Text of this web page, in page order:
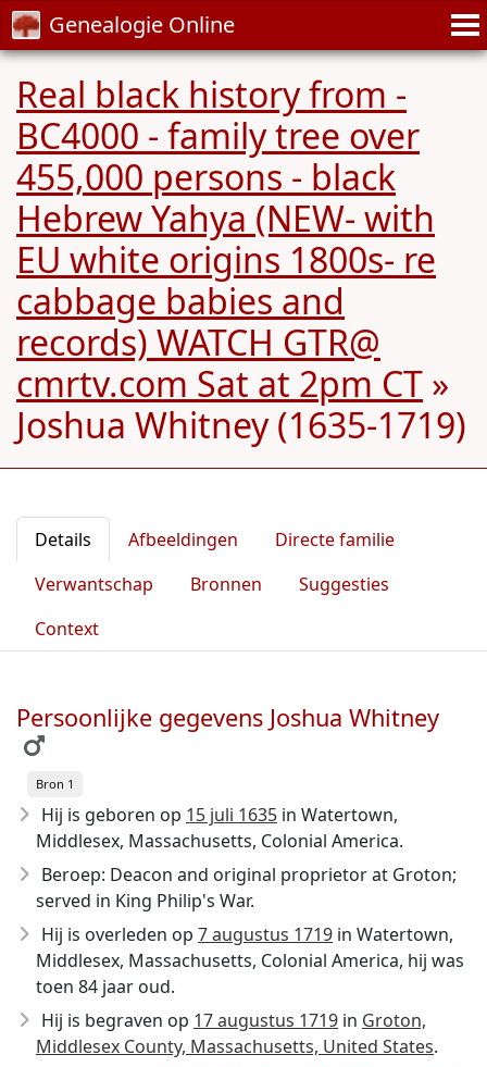
Genealogie Online
Real black history from -
BC4000 - family tree over
455,000 persons - black
Hebrew Yahya (NEW- with
EU white origins 1800s- re
cabbage babies and
records) WATCH GTR@
cmrtv.com Sat at 2pm CT »
Joshua Whitney (1635-1719)
Details Afbeeldingen
Directe familie
Verwantschap
Bronnen
Suggesties
Context
Persoonlijke gegevens Joshua Whitney
Bron 1
Hij is geboren op 15 juli 1635 in Watertown,
Middlesex, Massachusetts, Colonial America.
Beroep: Deacon and original proprietor at Groton;
served in King Philip's War.
Hij is overleden op 7 augustus 1719 in Watertown,
Middlesex, Massachusetts, Colonial America, hij was
toen 84 jaar oud.
Hij is begraven op 17 augustus 1719 in Groton,
Middlesex County, Massachusetts, United States.